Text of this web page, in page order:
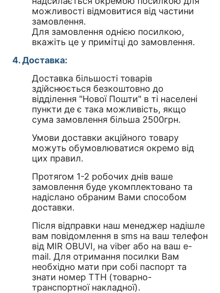
можливості відмовитися від частини
замовлення.
Для замовлення однією посилкою,
вкажіть це у примітці до замовлення.
4. Доставка:
Доставка більшості товарів
здійснюється безкоштовно до
відділення "Нової Пошти" в ті населені
пункти де є така можливість, якщо
сума замовлення більша 2500грн.
Умови доставки акційного товару
можуть обумовлюватися окремо від
цих правил.
Протягом 1-2 робочих днів ваше
замовлення буде укомплектовано та
надіслано обраним Вами способом
доставки.
Після відправки наш менеджер надішле
вам повідомлення в sms на ваш телефон
від MIR OBUVI, на viber або на ваш e-
mail. Для отримання посилки Вам
необхідно мати при собі паспорт та
знати номер ТТН (товарно-
транспортної накладної).